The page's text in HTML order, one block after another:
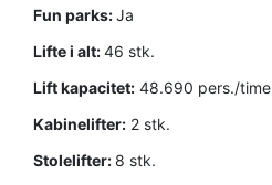
Fun parks:Ja
Lifte i alt:46 stk.
Lift kapacitet: 48.690 pers./time
Kabinelifter: 2 stk.
Stolelifter: 8 stk.